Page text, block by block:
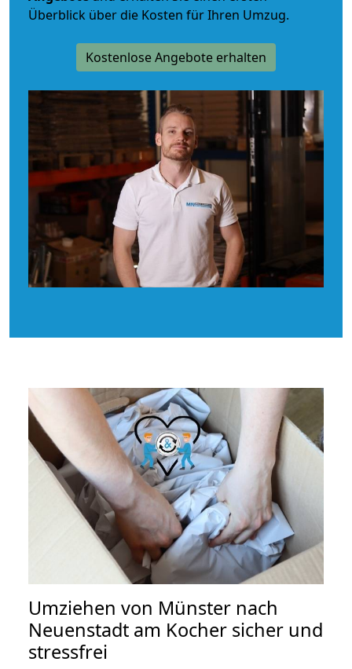
Überblick über die Kosten für Ihren Umzug.
Kostenlose Angebote erhalten
Umziehen von Münster nach
Neuenstadt am Kocher sicher und
stressfrei